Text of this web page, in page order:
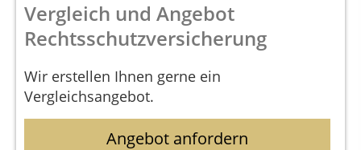
Vergleich und Angebot
Rechtsschutzversicherung
Wir erstellen Ihnen gerne ein
Vergleichsangebot.
Angebot anfordern